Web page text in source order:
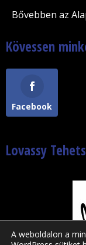
Bővebben az
Kövessen
Facebook
Lovassy
A weboldalon a